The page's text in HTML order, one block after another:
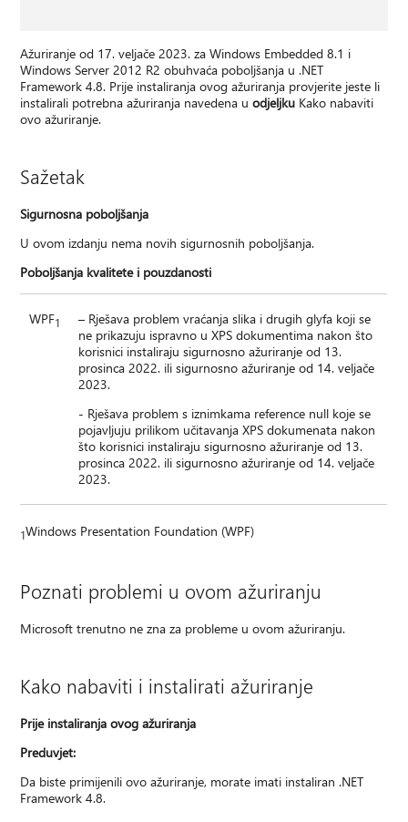
Ažuriranje od 17. veljače 2023. za Windows Embedded 8.1 i
Windows Server 2012 R2 obuhvaća poboljšanja u .NET
Framework 4.8. Prije instaliranja ovog ažuriranja provjerite jeste li
instalirali potrebna ažuriranja navedena uodjeljku Kako nabaviti
ovo ažuriranje.
Sažetak
Sigurnosna poboljšanja
U ovom izdanju nema novih sigurnosnih poboljšanja.
Poboljšanja kvalitete i pouzdanosti
WPF1
– Rješava problem vraćanja slika i drugih glyfa koji se
ne prikazuju ispravno u XPS dokumentima nakon što
korisnici instaliraju sigurnosno ažuriranje od 13.
prosinca 2022. ili sigurnosno ažuriranje od 14. veljače
2023.
- Rješava problem s iznimkama reference null koje se
pojavljuju prilikom učitavanja XPS dokumenata nakon
što korisnici instaliraju sigurnosno ažuriranje od 13.
prosinca 2022. ili sigurnosno ažuriranje od 14. veljače
2023.
1Windows Presentation Foundation (WPF)
Poznati problemi u ovom ažuriranju
Microsoft trenutno ne zna za probleme u ovom ažuriranju.
Kako nabaviti i instalirati ažuriranje
Prije instaliranja ovog ažuriranja
Preduvjet:
Da biste primijenili ovo ažuriranje, morate imati instaliran .NET
Framework 4.8.